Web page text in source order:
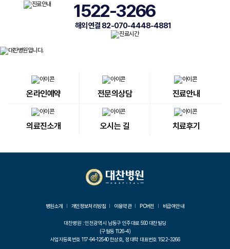
1522-3266
해외 연결 82-070-4448-4881
온라인예약 전문의상담 진료안내
의료진소개 오시는 길 치료후기
병원소개 개인정보처리방침 이용약관 PC버전 비급여안내
대찬병원 : 인천광역시 남동구 인주대로 590 대찬빌딩
(구월동 1126-4)
사업자등록번호 117-94-12540 한상호, 정대학 대표번호 1522-3266